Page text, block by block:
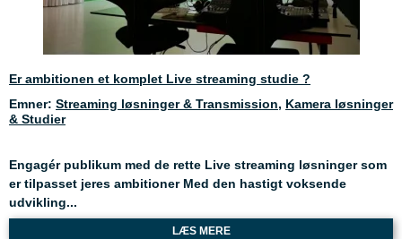
Er ambitionen et komplet Live streaming studie ?
Emner: Streaming løsninger & Transmission, Kamera løsninger
& Studier
Engagér publikum med de rette Live streaming løsninger som
er tilpasset jeres ambitioner Med den hastigt voksende
udvikling...
LÆS MERE